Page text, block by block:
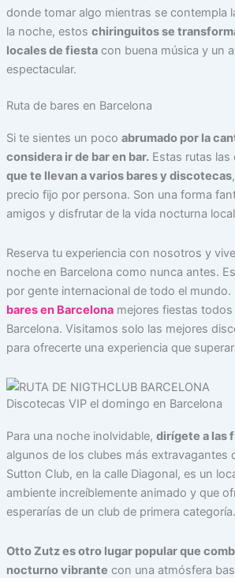
donde tomar algo mientras se contempla
la noche, estos chiringuitos se
locales de fiestacon buena música y un
espectacular.
Ruta de bares en Barcelona
Si te sientes un poco abrumado por la
considera ir de bar en bar.Estas rutas las
que te llevan a varios bares y discotecas
precio fijo por persona. Son una forma
amigos y disfrutar de la vida nocturna
Reserva tu experiencia con nosotros y
noche en Barcelona como nunca antes.
por gente internacional de todo el mundo.
bares en Barcelonamejores fiestas todos
Barcelona. Visitamos solo las mejores
para ofrecerte una experiencia que
Discotecas VIP el domingo en Barcelona
Para una noche inolvidable, dirígete a las
algunos de los clubes más extravagantes
Sutton Club, en la calle Diagonal, es un
ambiente increíblemente animado y que
esperarías de un club de primera categoría.
Otto Zutz es otro lugar popular que
nocturno vibrante con una atmósfera